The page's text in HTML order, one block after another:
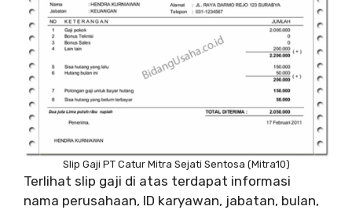
Slip Gaji PT Catur Mitra Sejati Sentosa (Mitra10)
Terlihat slip gaji di atas terdapat informasi
nama perusahaan, ID karyawan, jabatan, bulan,